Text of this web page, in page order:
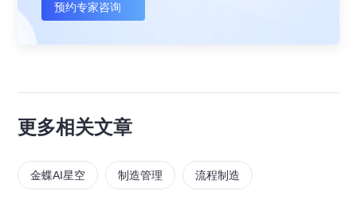
预约专家咨询
更多相关文章
金蝶AI星空 制造管理 流程制造